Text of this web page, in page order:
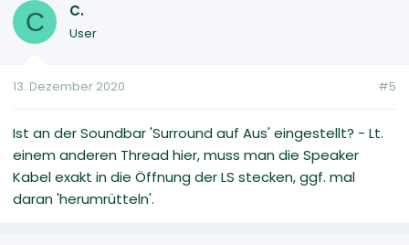
C C.
User
13. Dezember 2020 #5
Ist an der Soundbar 'Surround auf Aus' eingestellt? - Lt.
einem anderen Thread hier, muss man die Speaker
Kabel exakt in die Öffnung der LS stecken, ggf. mal
daran 'herumrütteln'.